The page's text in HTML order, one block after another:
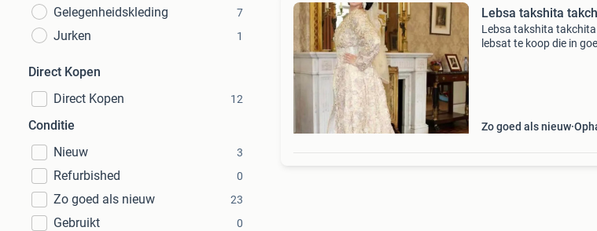
Gelegenheidskleding 7
Jurken 1
Direct Kopen
Direct Kopen
12
Conditie
Nieuw
3
Refurbished 0
Zo goed als nieuw 23
Gebruikt 0
Lebsa takshita
Lebsa takshita
lebsat te koop die in
Zo goed als nieuw